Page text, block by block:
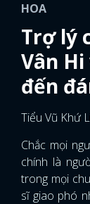
HOA
Trợ lý
Vân
đến
Tiểu Vũ Khứ
Chắc mọi
chính là
trong mọi
sĩ giao phó